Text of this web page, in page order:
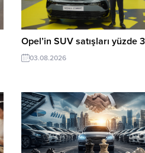
Opel’in SUV satışları yüzde
03.08.2026